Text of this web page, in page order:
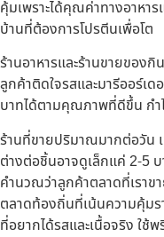
คุ้มเพราะได้คุณค่าทางอาหาร
บ้านที่ต้องการโปรตีนเพื่อโต
ร้านอาหารและร้านขายของ
ลูกค้าติดใจรสและมารีออร์เ
บาทได้ตามคุณภาพที่ดีขึ้น กำ
ร้านที่ขายปริมาณมากต่อวัน
ต่างต่อชิ้นอาจดูเล็กแค่ 2-5
คำนวณว่าลูกค้าตลาดที่เราข
ตลาดท้องถิ่นที่เน้นความคุ้มร
ที่อยากได้รสและเนื้อจริง ใช้